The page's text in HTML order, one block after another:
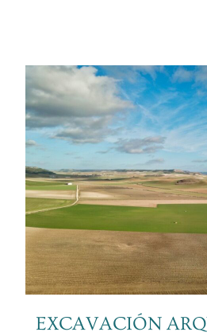
EXCAVACIÓN